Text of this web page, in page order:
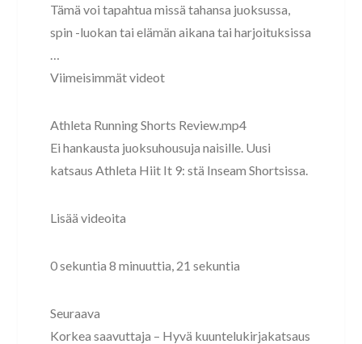
Tämä voi tapahtua missä tahansa juoksussa,
spin -luokan tai elämän aikana tai harjoituksissa
…
Viimeisimmät videot
Athleta Running Shorts Review.mp4
Ei hankausta juoksuhousuja naisille. Uusi
katsaus Athleta Hiit It 9: stä Inseam Shortsissa.
Lisää videoita
0 sekuntia 8 minuuttia, 21 sekuntia
Seuraava
Korkea saavuttaja – Hyvä kuuntelukirjakatsaus